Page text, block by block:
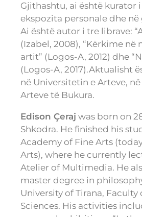
Gjithashtu, ai është kurator
ekspozita personale dhe në
Ai është autor i tre librave:
(Izabel, 2008), “Kërkime në
artit” (Logos-A, 2012) dhe
(Logos-A, 2017).Aktualisht
në Universitetin e Arteve,
Arteve të Bukura.
Edison Çeraj was born on
Shkodra. He finished his
Academy of Fine Arts
Arts), where he currently
Atelier of Multimedia. He
master degree in
University of Tirana, Faculty
Sciences. His activities